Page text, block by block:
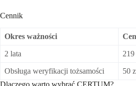
Cennik
Okres ważności
2 lata 219
Obsługa weryfikacji tożsamości 50